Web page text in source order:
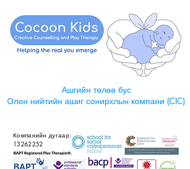
Ашгийн төлөө бус
Олон нийтийн ашиг сонирхлын компани (CIC)
Компанийн дугаар:
13262252